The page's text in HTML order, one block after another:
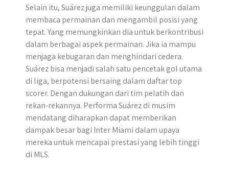
Selain itu, Suárez juga memiliki keunggulan dalam
membaca permainan dan mengambil posisi yang
tepat. Yang memungkinkan dia untuk berkontribusi
dalam berbagai aspek permainan. Jika ia mampu
menjaga kebugaran dan menghindari cedera.
Suárez bisa menjadi salah satu pencetak gol utama
di liga, berpotensi bersaing dalam daftar top
scorer. Dengan dukungan dari tim pelatih dan
rekan-rekannya. Performa Suárez di musim
mendatang diharapkan dapat memberikan
dampak besar bagi Inter Miami dalam upaya
mereka untuk mencapai prestasi yang lebih tinggi
di MLS.